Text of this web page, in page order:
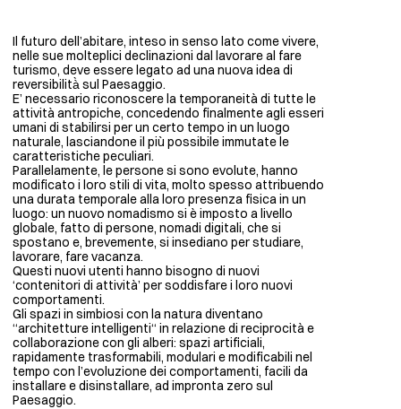
Il futuro dell’abitare, inteso in senso lato come vivere,
nelle sue molteplici declinazioni dal lavorare al fare
turismo, deve essere legato ad una nuova idea di
reversibilità̀ sul Paesaggio.
E’ necessario riconoscere la temporaneità di tutte le
attività antropiche, concedendo finalmente agli esseri
umani di stabilirsi per un certo tempo in un luogo
naturale, lasciandone il più possibile immutate le
caratteristiche peculiari.
Parallelamente, le persone si sono evolute, hanno
modificato i loro stili di vita, molto spesso attribuendo
una durata temporale alla loro presenza fisica in un
luogo: un nuovo nomadismo si è imposto a livello
globale, fatto di persone, nomadi digitali, che si
spostano e, brevemente, si insediano per studiare,
lavorare, fare vacanza.
Questi nuovi utenti hanno bisogno di nuovi
‘contenitori di attività’ per soddisfare i loro nuovi
comportamenti.
Gli spazi in simbiosi con la natura diventano
“architetture intelligenti“ in relazione di reciprocità e
collaborazione con gli alberi: spazi artificiali,
rapidamente trasformabili, modulari e modificabili nel
tempo con l’evoluzione dei comportamenti, facili da
installare e disinstallare, ad impronta zero sul
Paesaggio.